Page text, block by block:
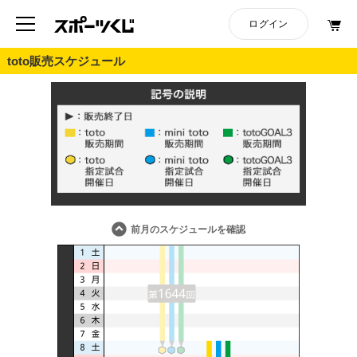
toto販売スケジュール
前月のスケジュールを確認